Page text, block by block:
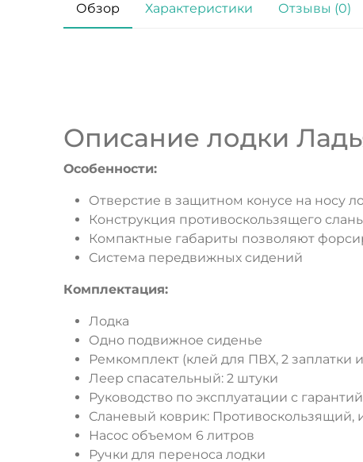
Обзор Характеристики Отзывы (0)
Описание лодки
Особенности:
Отверстие в защитном конусе на носу
Конструкция противоскользящего
Компактные габариты позволяют
Система передвижных сидений
Комплектация:
Лодка
Одно подвижное сиденье
Ремкомплект (клей для ПВХ, 2 заплатки
Леер спасательный: 2 штуки
Руководство по эксплуатации с
Сланевый коврик: Противоскользящий,
Насос объемом 6 литров
Ручки для переноса лодки